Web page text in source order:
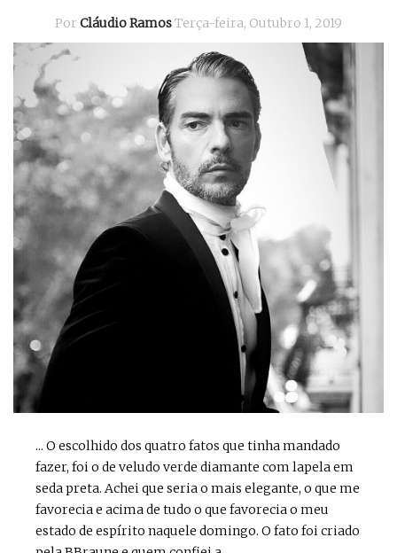
Por Cláudio RamosTerça-feira, Outubro 1, 2019
... O escolhido dos quatro fatos que tinha mandado
fazer, foi o de veludo verde diamante com lapela em
seda preta. Achei que seria o mais elegante, o que me
favorecia e acima de tudo o que favorecia o meu
estado de espírito naquele domingo. O fato foi criado